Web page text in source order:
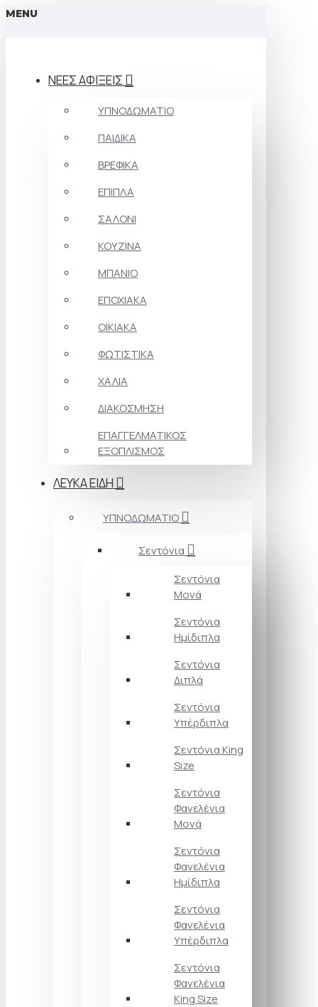
MENU
ΝΕΕΣ ΑΦΙΞΕΙΣ
ΥΠΝΟΔΩΜΑΤΙΟ
ΠΑΙΔΙΚΑ
ΒΡΕΦΙΚΑ
ΕΠΙΠΛΑ
ΣΑΛΟΝΙ
ΚΟΥΖΙΝΑ
ΜΠΑΝΙΟ
ΕΠΟΧΙΑΚΑ
ΟΙΚΙΑΚΑ
ΦΩΤΙΣΤΙΚΑ
ΧΑΛΙΑ
ΔΙΑΚΟΣΜΗΣΗ
ΕΠΑΓΓΕΛΜΑΤΙΚΟΣ
ΕΞΟΠΛΙΣΜΟΣ
ΛΕΥΚΑ ΕΙΔΗ
ΥΠΝΟΔΩΜΑΤΙΟ
Σεντόνια
Σεντόνια
Μονά
Σεντόνια
Ημίδιπλα
Σεντόνια
Διπλά
Σεντόνια
Υπέρδιπλα
Σεντόνια King
Size
Σεντόνια
Φανελένια
Μονά
Σεντόνια
Φανελένια
Ημίδιπλα
Σεντόνια
Φανελένια
Υπέρδιπλα
Σεντόνια
Φανελένια
King Size